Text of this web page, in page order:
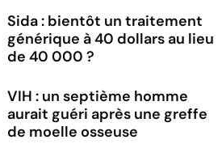
Sida : bientôt un traitement
générique à 40 dollars au lieu
de 40 000 ?
VIH : un septième homme
aurait guéri après une greffe
de moelle osseuse